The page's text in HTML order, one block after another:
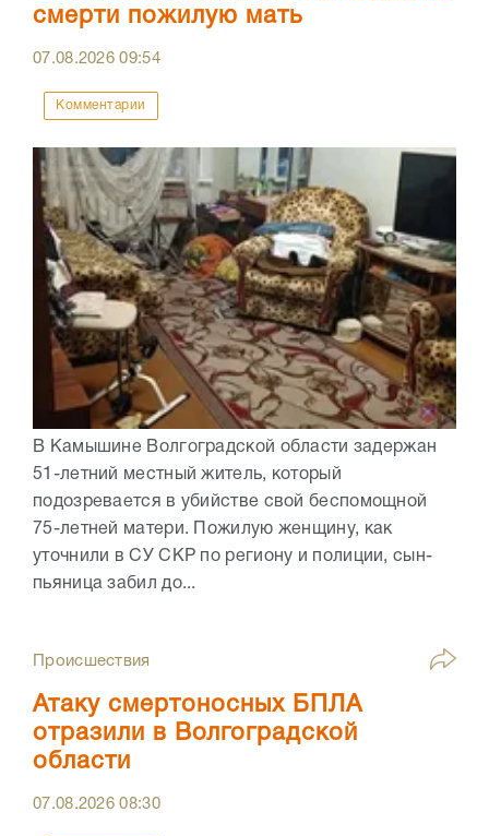
смерти пожилую мать
07.08.202609:54
Комментарии
В Камышине Волгоградской области задержан
51-летний местный житель, который
подозревается в убийстве свой беспомощной
75-летней матери. Пожилую женщину, как
уточнили в СУ СКР по региону и полиции, сын-
пьяница забил до...
Происшествия
Атаку смертоносных БПЛА
отразили в Волгоградской
области
07.08.202608:30